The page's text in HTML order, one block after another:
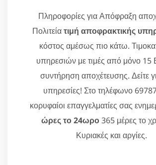
Πληροφορίες για Απόφραξη
Πολιτείατιμή αποφρακτικής
κόστος αμέσως πιο κάτω.
υπηρεσιών με τιμές από μόνο 15
συντήρηση αποχέτευσης. Δείτε
υπηρεσίες! Στο τηλέφωνο
κορυφαίοι επαγγελματίες σας
ώρες το 24ωρο365 μέρες το
Κυριακές και αργίες.